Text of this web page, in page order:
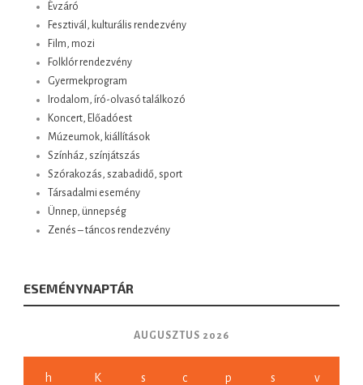
Évzáró
Fesztivál, kulturális rendezvény
Film, mozi
Folklór rendezvény
Gyermekprogram
Irodalom, író-olvasó találkozó
Koncert, Előadóest
Múzeumok, kiállítások
Színház, színjátszás
Szórakozás, szabadidő, sport
Társadalmi esemény
Ünnep, ünnepség
Zenés – táncos rendezvény
ESEMÉNYNAPTÁR
AUGUSZTUS 2026
h K s c p s v